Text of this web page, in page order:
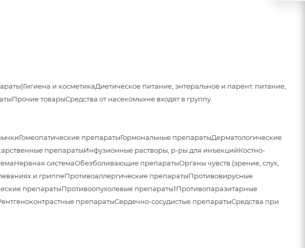
Гигиена и косметикаДиетическое питание, энтеральное и парент. питание,
Прочие товарыСредства от насекомыхне входят в группу
Гомеопатические препаратыГормональные препаратыДерматологические
препаратыИнфузионные растворы, р-ры для инъекцийКостно-
Нервная системаОбезболивающие препаратыОрганы чувств (зрение, слух,
и гриппеПротивоаллергические препаратыПротивовирусные
препаратыПротивоопухолевые препараты1Противопаразитарные
препаратыСердечно-сосудистые препаратыСредства при